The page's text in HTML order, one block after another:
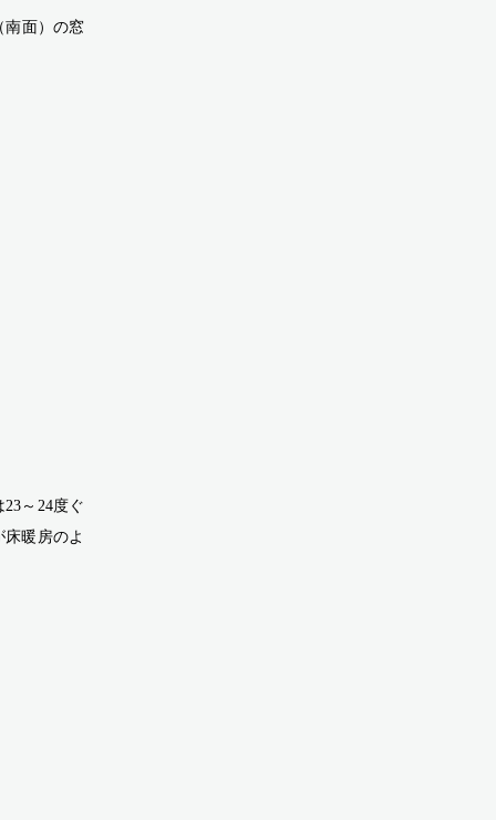
南面）の窓
～24度ぐ
暖房のよ